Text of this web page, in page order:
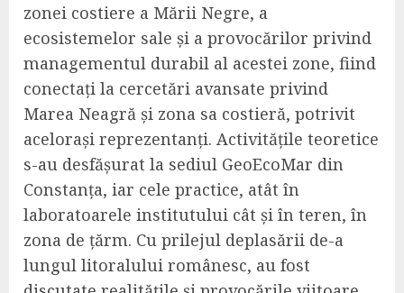
zonei costiere a Mării Negre, a
ecosistemelor sale și a provocărilor privind
managementul durabil al acestei zone, fiind
conectați la cercetări avansate privind
Marea Neagră și zona sa costieră, potrivit
acelorași reprezentanți. Activitățile teoretice
s-au desfășurat la sediul GeoEcoMar din
Constanța, iar cele practice, atât în
laboratoarele institutului cât și în teren, în
zona de țărm. Cu prilejul deplasării de-a
lungul litoralului românesc, au fost